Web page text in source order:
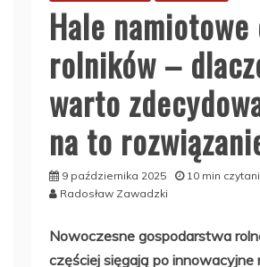
Hale namiotowe
rolników –
warto
na to
9 października 2025
10 min
Radosław Zawadzki
Nowoczesne gospodarstwa
częściej sięgają po innowacyjne